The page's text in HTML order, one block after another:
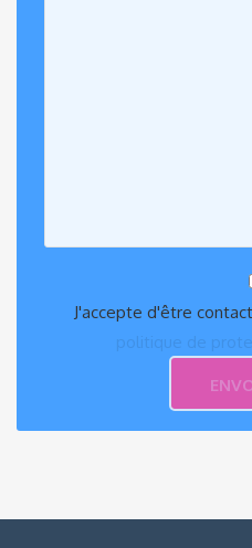
J'accepte d'être
politique de